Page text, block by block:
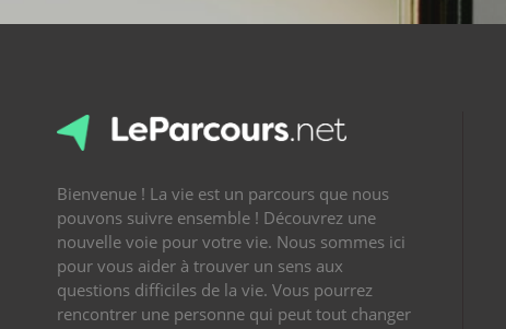
Bienvenue ! La vie est un parcours que nous
pouvons suivre ensemble ! Découvrez une
nouvelle voie pour votre vie. Nous sommes ici
pour vous aider à trouver un sens aux
questions difficiles de la vie. Vous pourrez
rencontrer une personne qui peut tout changer